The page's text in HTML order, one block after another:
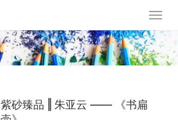
紫砂臻品 ‖ 朱亚云 —— 《书扁